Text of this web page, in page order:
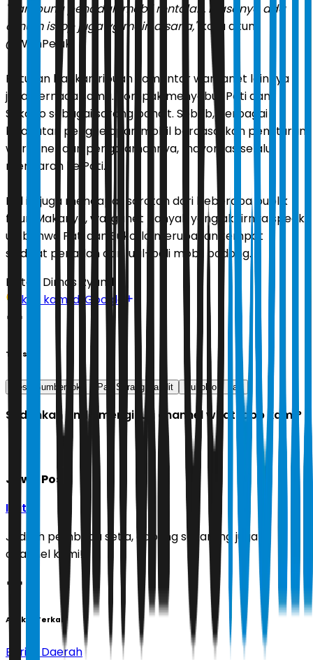
"Kampung penadah mobil rentalan. Biasanya ada
oknum isilop juga yg main disana," kata akun
@WanPeluk.
Ratusan bahkan ribuan komentar warganet lainnya
juga bernada sama. Kompak menyebut Pati dan
Sukolilo sebagai sarang bandit. Sebab, berbagai
kejahatan penggelapan mobil berdasarkan penuturan
warganet dan pengalamannya, mayoritas selalu
mengarah ke Pati.
Hal ini juga mendapat sorotan dari beberapa publik
figur. Makanya, warganet banyak yang akhirnya speak
up bahwa Pati dan Sukolilo merupakan tempat
sindikat penadah dan jual-beli mobil bodong.
Editor: Dimas Ryandi
Ikuti kami di Google
Tags
Desa Sumbersoko Pati Sarang Bandit Sukolilo pati
Sudahkah Anda mengikuti channel whatsapp kami?
Jawa Pos
Ikuti
Jadilah pembaca setia, gabung sekarang juga di
channel kami!
Artikel Terkait
Berita Daerah